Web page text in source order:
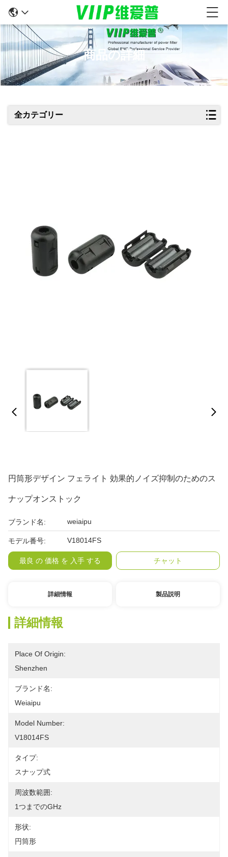
商品の詳細
全カテゴリー
円筒形デザイン フェライト 効果的ノイズ抑制のためのス
ナップオンストック
ブランド名: weiaipu
モデル番号: V18014FS
最良 の 価格 を 入手 する チャット
詳細情報 製品説明
詳細情報
Place Of Origin:
Shenzhen
ブランド名:
Weiaipu
Model Number:
V18014FS
タイプ:
スナップ式
周波数範囲:
1つまでのGHz
形状:
円筒形